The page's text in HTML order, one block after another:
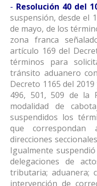
- Resolución 40 del
suspensión, desde el
de mayo, de los
zona franca
artículo 169 del
términos para
tránsito aduanero
Decreto 1165 del
496, 501, 509 de la
modalidad de
suspendidos los
que
direcciones
Igualmente
delegaciones de
tributaria; aduanera;
intervención de